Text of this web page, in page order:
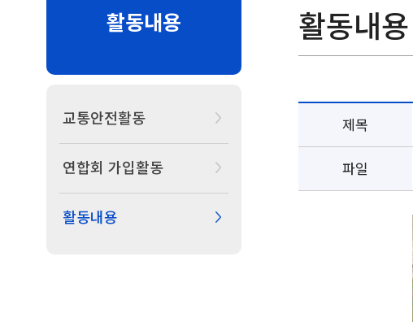
활동내용
교통안전활동
연합회 가입활동
활동내용
활동내용
제목
파일